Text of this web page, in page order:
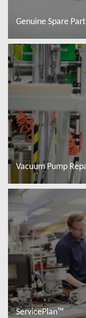
Genuine Spare
Đọc thêm
Vacuum Pump
Đọc thêm
ServicePlan™